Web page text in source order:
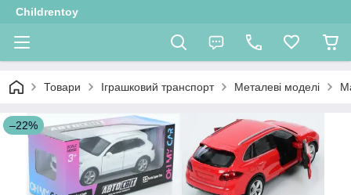
Childrentoy
Товари Іграшковий транспорт Металеві моделі
–22%